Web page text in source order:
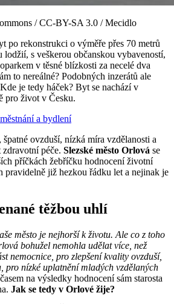
/ CC-BY-SA 3.0 / Mecidlo
po rekonstrukci o výměře přes 70 metrů
lodžií, s veškerou občanskou vybaveností,
v těsné blízkosti za necelé dva
to nereálné? Podobných inzerátů ale
je tedy háček? Byt se nachází v
pro život v Česku.
a bydlení
špatné ovzduší, nízká míra vzdělanosti a
zdravotní péče. Slezské město Orlová se
příčkách žebříčku hodnocení životní
pravidelně již hezkou řádku let a nejinak je
těžbou uhlí
město je nejhorší k životu. Ale co z toho
bohužel nemohla udělat více, než
nemocnice, pro zlepšení kvality ovzduší,
pro nízké uplatnění mladých vzdělaných
na výsledky hodnocení sám starosta
Jak se tedy v Orlové žije?